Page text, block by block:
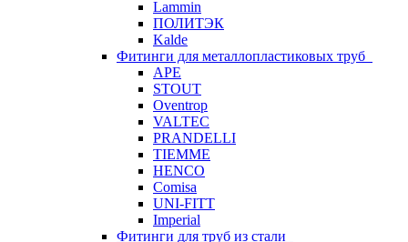
Lammin
ПОЛИТЭК
Kalde
Фитинги для металлопластиковых труб
APE
STOUT
Oventrop
VALTEC
PRANDELLI
TIEMME
HENCO
Comisa
UNI-FITT
Imperial
Фитинги для труб из стали